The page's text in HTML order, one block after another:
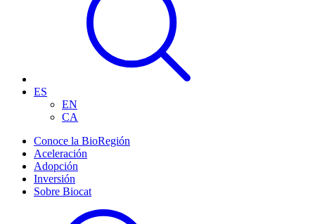
ES
EN
CA
Conoce la BioRegión
Aceleración
Adopción
Inversión
Sobre Biocat